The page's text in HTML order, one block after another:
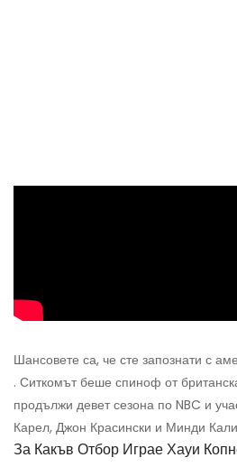
Шансовете са, че сте запознати с
. Ситкомът беше спиноф от
продължи девет сезона по NBC и
Карел, Джон Красински и Минди
За Какъв Отбор Играе Хауи